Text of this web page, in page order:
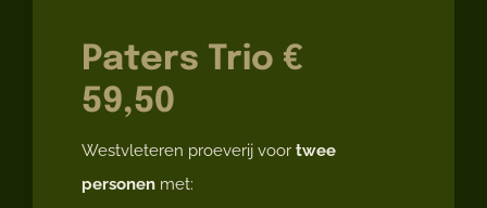
Paters Trio €
59,50
Westvleteren proeverij voor twee
personenmet: